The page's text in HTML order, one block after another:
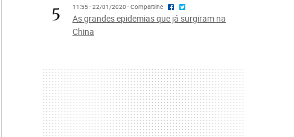
5 11:55 - 22/01/2020 - Compartilhe
As grandes epidemias que já surgiram na
China